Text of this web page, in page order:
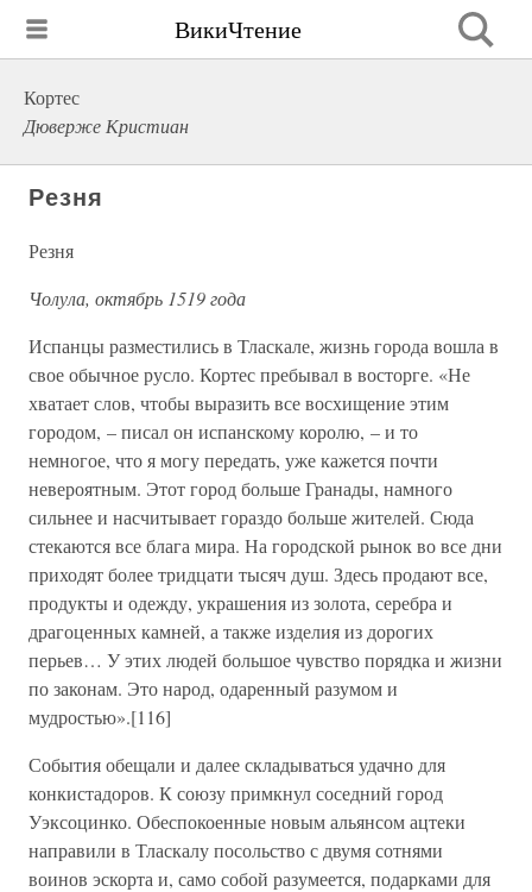
ВикиЧтение
Кортес
Дюверже Кристиан
Резня
Резня
Чолула, октябрь 1519 года
Испанцы разместились в Тласкале, жизнь города вошла в
свое обычное русло. Кортес пребывал в восторге. «Не
хватает слов, чтобы выразить все восхищение этим
городом, – писал он испанскому королю, – и то
немногое, что я могу передать, уже кажется почти
невероятным. Этот город больше Гранады, намного
сильнее и насчитывает гораздо больше жителей. Сюда
стекаются все блага мира. На городской рынок во все дни
приходят более тридцати тысяч душ. Здесь продают все,
продукты и одежду, украшения из золота, серебра и
драгоценных камней, а также изделия из дорогих
перьев… У этих людей большое чувство порядка и жизни
по законам. Это народ, одаренный разумом и
мудростью».[116]
События обещали и далее складываться удачно для
конкистадоров. К союзу примкнул соседний город
Уэксоцинко. Обеспокоенные новым альянсом ацтеки
направили в Тласкалу посольство с двумя сотнями
воинов эскорта и, само собой разумеется, подарками для